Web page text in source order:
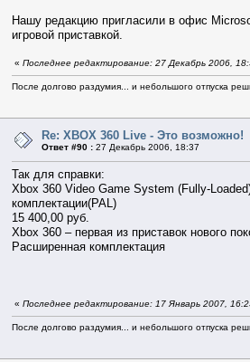
Нашу редакцию пригласили в офис
игровой приставкой.
« Последнее редактирование: 27 Декабрь 2006,
После долгово раздумия... и небольшого отпуска
Re: XBOX 360 Live - Это возможно!
Ответ #90 : 27 Декабрь 2006, 18:37
Так для справки:
Xbox 360 Video Game System (Fully-
комплектации(PAL)
15 400,00 руб.
Xbox 360 – первая из приставок нового
Расширенная комплектация
« Последнее редактирование: 17 Январь 2007,
После долгово раздумия... и небольшого отпуска